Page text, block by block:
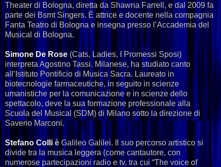
Theater di Bologna, diretta da Shawna Farrell, e dal 2009 fa
parte dei Bsmt Singers. È attrice e docente nella compagnia
Fanta Teatro di Bologna e insegna presso l’Accademia del
Musical di Bologna.
Simone De Rose (Cats, Ladies, I Promessi Sposi)
interpreta Agostino Tassi. Milanese, ha studiato canto
all’Istituto Pontificio di Musica Sacra. Laureato in
biotecnologie farmaceutiche, in seguito in scienze
umanistiche per la comunicazione e in scienze dello
spettacolo, deve la sua formazione professionale alla
Scuola del Musical (SDM) di Milano sotto la direzione di
Saverio Marconi.
Stefano Colli è Galileo Galilei. Il suo percorso artistico si
divide tra la musica leggera (come cantautore, con
numerose partecipazioni radio e tv, tra cui “The voice of